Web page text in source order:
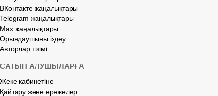
ВКонтакте жаңалықтары
Telegram жаңалықтары
Max жаңалықтары
Орындаушыны іздеу
Авторлар тізімі
САТЫП АЛУШЫЛАРҒА
Жеке кабинетіне
Қайтару және ережелер